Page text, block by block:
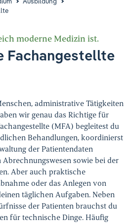
Veranstaltungen
moderne Medizin ist.
Fachangestellte
administrative Tätigkeiten
wir genau das Richtige für
(MFA) begleitest du
Behandlungen, koordinierst
der Patientendaten
sowie bei der
Aber auch praktische
oder das Anlegen von
täglichen Aufgaben. Neben
der Patienten brauchst du
für technische Dinge. Häufig